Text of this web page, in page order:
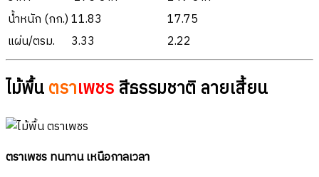
น้ำหนัก (กก.)11.83
17.75
แผ่น/ตรม.
3.33 2.22
ไม้พื้นตราเพชร สีธรรมชาติ ลายเสี้ยน
ตราเพชร ทนทาน เหนือกาลเวลา